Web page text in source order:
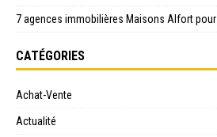
7 agences immobilières Maisons Alfort
CATÉGORIES
Achat-Vente
Actualité